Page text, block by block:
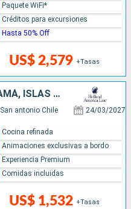
US$ 2,579 +Tasas
Paquete WiFi*
Créditos para excursiones
Hasta 50% Off
CHILE, PERÚ, ECUADOR, PANAMÁ, ISLAS CAIMÁN, ESTADOS UNIDOS
San antonio Chile 24/03/2027
US$ 1,532 +Tasas
Cocina refinada
Animaciones exclusivas a bordo
Experiencia Premium
Comidas incluidas